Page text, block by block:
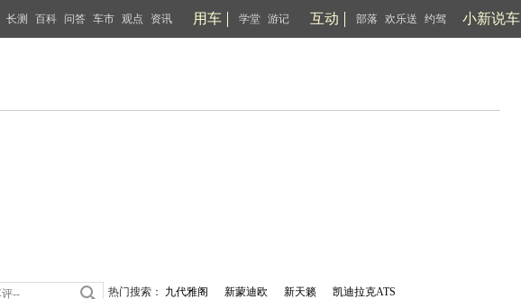
长测 百科 问答 车市 观点 资讯 用车 学堂 游记 互动 部落 欢乐送 约驾 小新说车
热门搜索： 九代雅阁 新蒙迪欧 新天籁 凯迪拉克ATS